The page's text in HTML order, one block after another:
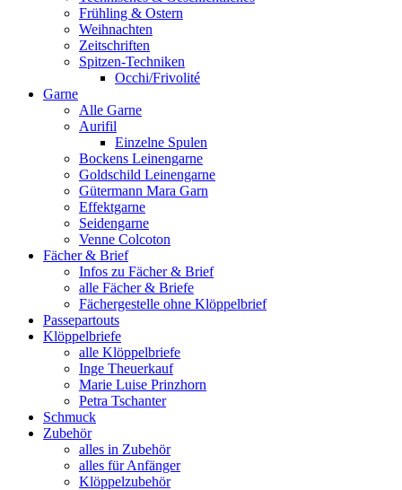
Frühling & Ostern
Weihnachten
Zeitschriften
Spitzen-Techniken
Occhi/Frivolité
Garne
Alle Garne
Aurifil
Einzelne Spulen
Bockens Leinengarne
Goldschild Leinengarne
Gütermann Mara Garn
Effektgarne
Seidengarne
Venne Colcoton
Fächer & Brief
Infos zu Fächer & Brief
alle Fächer & Briefe
Fächergestelle ohne Klöppelbrief
Passepartouts
Klöppelbriefe
alle Klöppelbriefe
Inge Theuerkauf
Marie Luise Prinzhorn
Petra Tschanter
Schmuck
Zubehör
alles in Zubehör
alles für Anfänger
Klöppelzubehör